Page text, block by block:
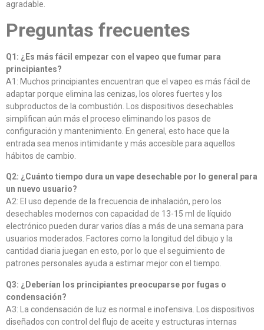
agradable.
Preguntas frecuentes
Q1: ¿Es más fácil empezar con el vapeo que fumar para
principiantes?
A1: Muchos principiantes encuentran que el vapeo es más fácil de
adaptar porque elimina las cenizas, los olores fuertes y los
subproductos de la combustión. Los dispositivos desechables
simplifican aún más el proceso eliminando los pasos de
configuración y mantenimiento. En general, esto hace que la
entrada sea menos intimidante y más accesible para aquellos
hábitos de cambio.
Q2: ¿Cuánto tiempo dura un vape desechable por lo general para
un nuevo usuario?
A2: El uso depende de la frecuencia de inhalación, pero los
desechables modernos con capacidad de 13-15 ml de líquido
electrónico pueden durar varios días a más de una semana para
usuarios moderados. Factores como la longitud del dibujo y la
cantidad diaria juegan en esto, por lo que el seguimiento de
patrones personales ayuda a estimar mejor con el tiempo.
Q3: ¿Deberían los principiantes preocuparse por fugas o
condensación?
A3: La condensación de luz es normal e inofensiva. Los dispositivos
diseñados con control del flujo de aceite y estructuras internas